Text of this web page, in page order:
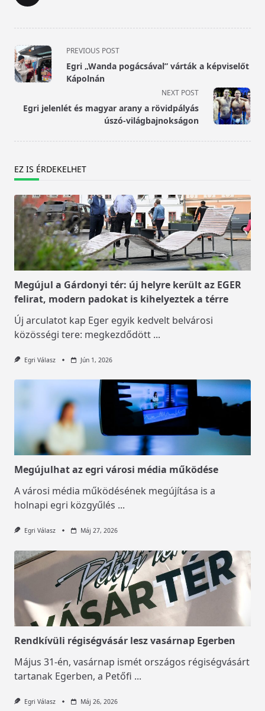
<span
class="nav-
subtitle
reader-
PREVIOUS POST
Egri „Wanda pogácsával” várták a képviselőt
Kápolnán
NEXT POST
Egri jelenlét és magyar arany a rövidpályás
úszó-világbajnokságon
EZ IS ÉRDEKELHET
Megújul a Gárdonyi tér: új helyre került az EGER
felirat, modern padokat is kihelyeztek a térre
Új arculatot kap Eger egyik kedvelt belvárosi
közösségi tere: megkezdődött ...
Egri Válasz Jún 1, 2026
Megújulhat az egri városi média működése
A városi média működésének megújítása is a
holnapi egri közgyűlés ...
Egri Válasz Máj 27, 2026
Rendkívüli régiségvásár lesz vasárnap Egerben
Május 31-én, vasárnap ismét országos régiségvásárt
tartanak Egerben, a Petőfi ...
Egri Válasz Máj 26, 2026